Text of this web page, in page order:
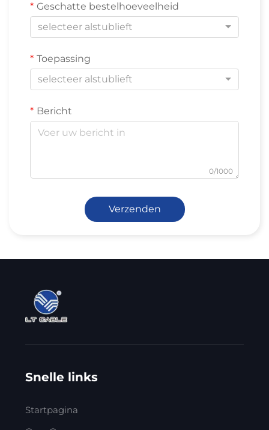
Geschatte bestelhoeveelheid
selecteer alstublieft
Toepassing
selecteer alstublieft
Bericht
0/1000
Verzenden
Snelle links
Startpagina